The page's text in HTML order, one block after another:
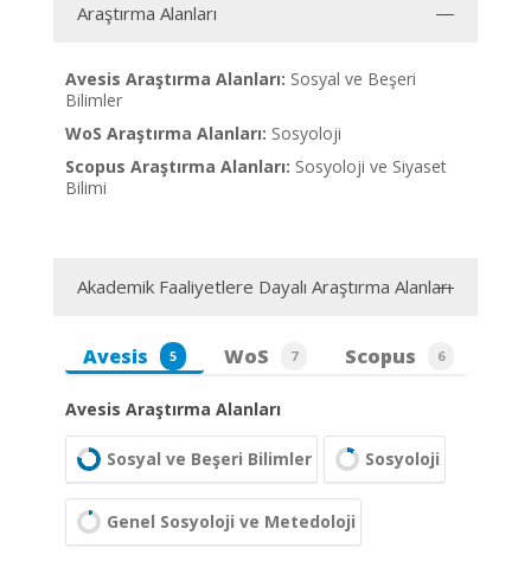
Araştırma Alanları
Avesis Araştırma Alanları: Sosyal ve Beşeri
Bilimler
WoS Araştırma Alanları: Sosyoloji
Scopus Araştırma Alanları: Sosyoloji ve Siyaset
Bilimi
Akademik Faaliyetlere Dayalı Araştırma Alanları
Avesis 5 WoS 7 Scopus 6
Avesis Araştırma Alanları
Sosyal ve Beşeri Bilimler Sosyoloji
Genel Sosyoloji ve Metedoloji